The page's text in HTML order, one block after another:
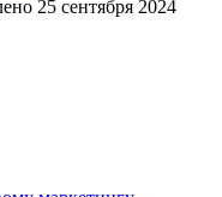
25 сентября 2024